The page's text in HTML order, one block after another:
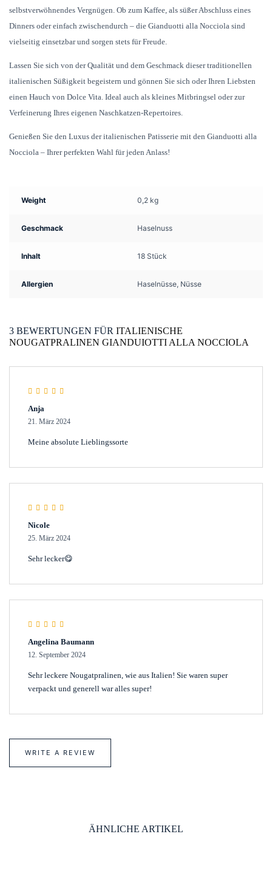
selbstverwöhnendes Vergnügen. Ob zum Kaffee, als süßer Abschluss eines
Dinners oder einfach zwischendurch – die Gianduotti alla Nocciola sind
vielseitig einsetzbar und sorgen stets für Freude.
Lassen Sie sich von der Qualität und dem Geschmack dieser traditionellen
italienischen Süßigkeit begeistern und gönnen Sie sich oder Ihren Liebsten
einen Hauch von Dolce Vita. Ideal auch als kleines Mitbringsel oder zur
Verfeinerung Ihres eigenen Naschkatzen-Repertoires.
Genießen Sie den Luxus der italienischen Patisserie mit den Gianduotti alla
Nocciola – Ihrer perfekten Wahl für jeden Anlass!
Weight 0,2 kg
Geschmack Haselnuss
Inhalt 18 Stück
Allergien Haselnüsse, Nüsse
3 BEWERTUNGEN FÜR ITALIENISCHE
NOUGATPRALINEN GIANDUIOTTI ALLA NOCCIOLA
Anja
21. März 2024
Meine absolute Lieblingssorte
5
Nicole
25. März 2024
Sehr lecker😋
Angelina Baumann
12. September 2024
Sehr leckere Nougatpralinen, wie aus Italien! Sie waren super
verpackt und generell war alles super!
WRITE A REVIEW
ÄHNLICHE ARTIKEL